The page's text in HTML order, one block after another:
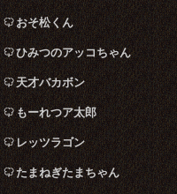
おそ松くん
ひみつのアッコちゃん
天才バカボン
もーれつア太郎
レッツラゴン
たまねぎたまちゃん